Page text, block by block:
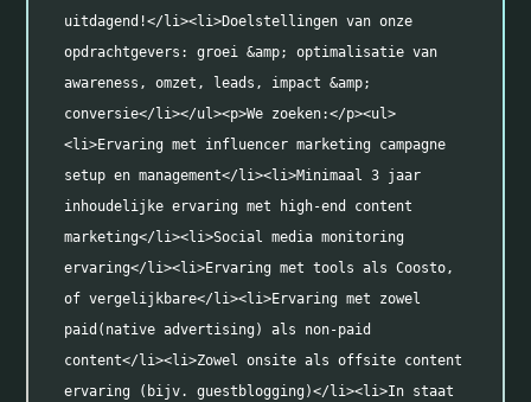
uitdagend!</li><li>Doelstellingen van onze
opdrachtgevers: groei &amp; optimalisatie van
awareness, omzet, leads, impact &amp;
conversie</li></ul><p>We zoeken:</p><ul>
<li>Ervaring met influencer marketing campagne
setup en management</li><li>Minimaal 3 jaar
inhoudelijke ervaring met high-end content
marketing</li><li>Social media monitoring
ervaring</li><li>Ervaring met tools als Coosto,
of vergelijkbare</li><li>Ervaring met zowel
paid(native advertising) als non-paid
content</li><li>Zowel onsite als offsite content
ervaring (bijv. guestblogging)</li><li>In staat